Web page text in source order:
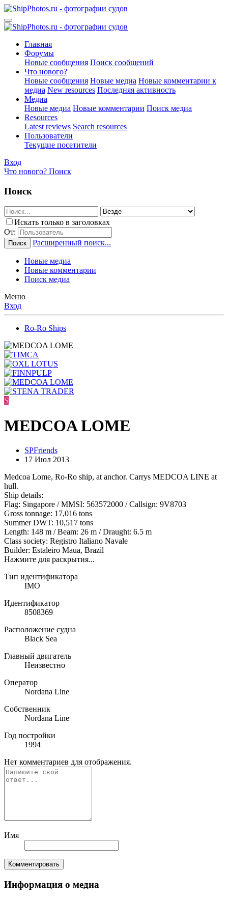
Главная
Форумы
Новые сообщения Поиск сообщений
Что нового?
Новые сообщения Новые медиа Новые комментарии к
медиа New resources Последняя активность
Медиа
Новые медиа Новые комментарии Поиск медиа
Resources
Latest reviews Search resources
Пользователи
Текущие посетители
Вход
Что нового? Поиск
Поиск
Искать только в заголовках
От:
Поиск Расширенный поиск...
Новые медиа
Новые комментарии
Поиск медиа
Меню
Вход
Ro-Ro Ships
S
MEDCOA LOME
SPFriends
17 Июл 2013
Medcoa Lome, Ro-Ro ship, at anchor. Carrys MEDCOA LINE at
hull.
Ship details:
Flag: Singapore / MMSI: 563572000 / Callsign: 9V8703
Gross tonnage: 17,016 tons
Summer DWT: 10,517 tons
Length: 148 m / Beam: 26 m / Draught: 6.5 m
Class society: Registro Italiano Navale
Builder: Estaleiro Maua, Brazil
Нажмите для раскрытия...
Тип идентификатора
IMO
Идентификатор
8508369
Расположение судна
Black Sea
Главный двигатель
Неизвестно
Оператор
Nordana Line
Собственник
Nordana Line
Год постройки
1994
Нет комментариев для отображения.
Имя
Комментировать
Информация о медиа